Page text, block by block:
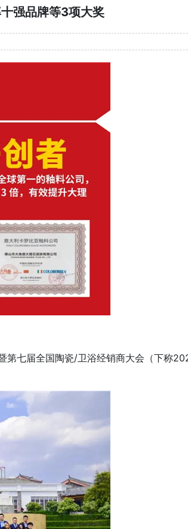
强品牌等3项大奖
七届全国陶瓷/卫浴经销商大会（下称